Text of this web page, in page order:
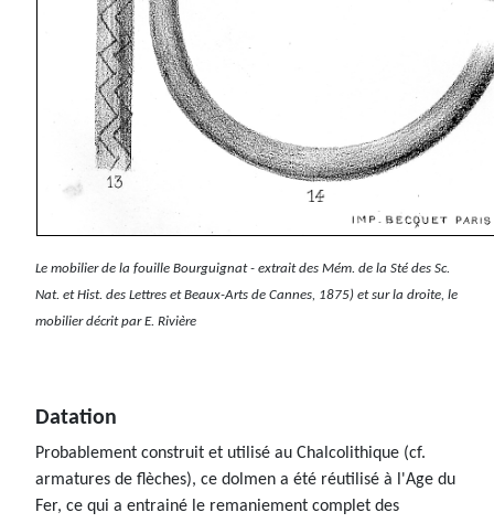
Le mobilier de la fouille Bourguignat - extrait des Mém. de la Sté des Sc.
Nat. et Hist. des Lettres et Beaux-Arts de Cannes, 1875) et sur la droite, le
mobilier décrit par E. Rivière
Datation
Probablement construit et utilisé au Chalcolithique (cf.
armatures de flèches), ce dolmen a été réutilisé à l'Age du
Fer, ce qui a entrainé le remaniement complet des